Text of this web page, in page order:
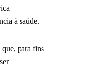
à saúde.
que, para fins